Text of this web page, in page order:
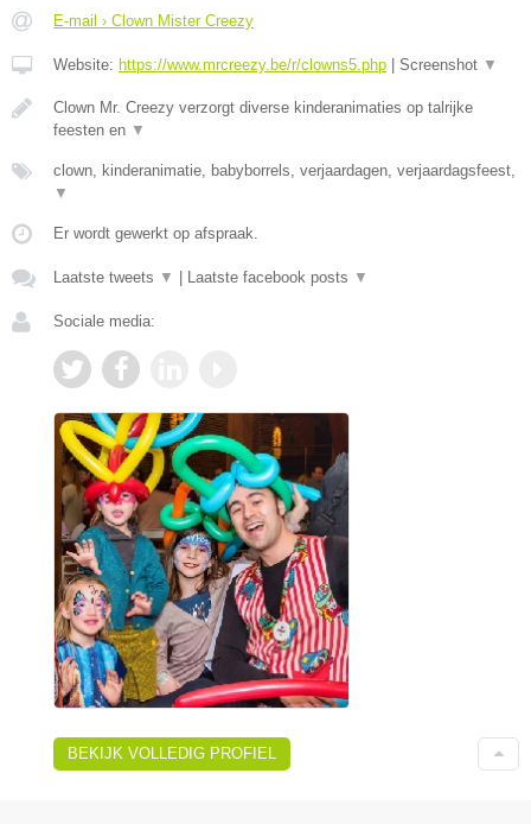
E-mail › Clown Mister Creezy
Website: https://www.mrcreezy.be/r/clowns5.php Screenshot ▼
Clown Mr. Creezy verzorgt diverse kinderanimaties op talrijke
feesten en ▼
clown, kinderanimatie, babyborrels, verjaardagen, verjaardagsfeest,
▼
Er wordt gewerkt op afspraak.
Laatste tweets ▼ Laatste facebook posts ▼
Sociale media:
BEKIJK VOLLEDIG PROFIEL